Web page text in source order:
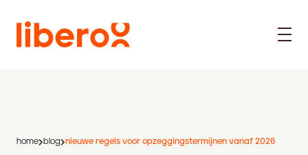
home blog nieuwe regels voor opzeggingstermijnen vanaf 2026